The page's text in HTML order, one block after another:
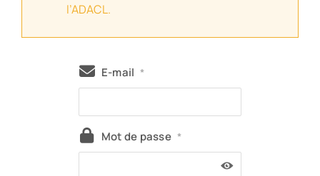
l’ADACL.
E-mail *
Mot de passe *